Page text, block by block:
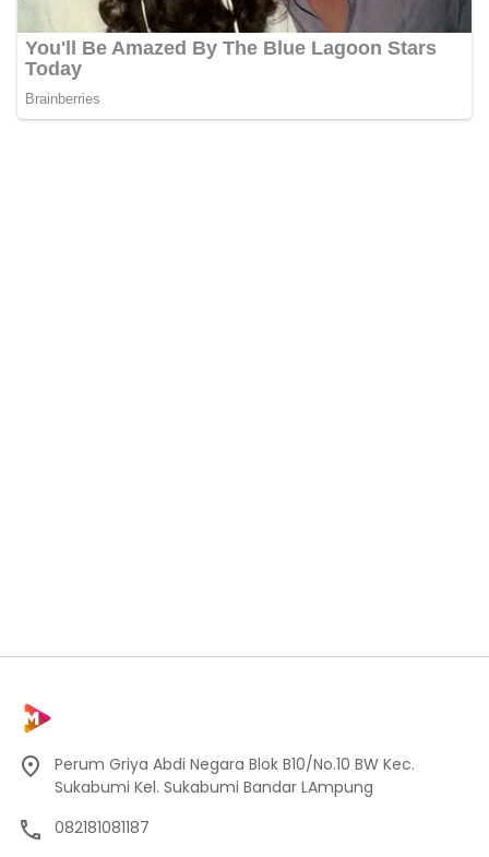
Perum Griya Abdi Negara Blok B10/No.10 BW Kec.
Sukabumi Kel. Sukabumi Bandar LAmpung
082181081187